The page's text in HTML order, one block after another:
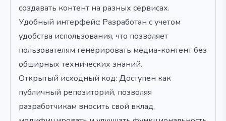
создавать контент на разных сервисах.
Удобный интерфейс: Разработан с учетом
удобства использования, что позволяет
пользователям генерировать медиа-контент без
обширных технических знаний.
Открытый исходный код: Доступен как
публичный репозиторий, позволяя
разработчикам вносить свой вклад,